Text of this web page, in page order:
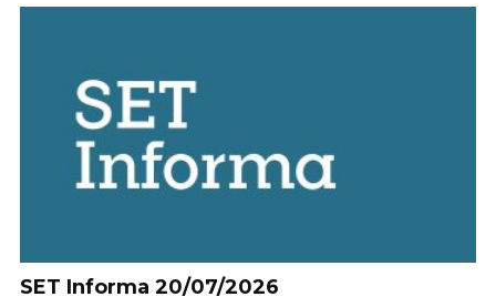
SET Informa 20/07/2026